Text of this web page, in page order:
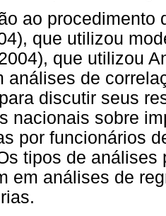
ao procedimento
que utilizou
que utilizou
análises de
discutir seus
nacionais sobre
por funcionários
tipos de
em análises de